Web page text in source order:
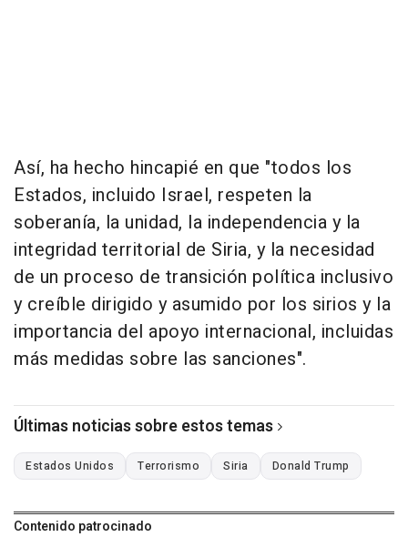
Así, ha hecho hincapié en que "todos los
Estados, incluido Israel, respeten la
soberanía, la unidad, la independencia y la
integridad territorial de Siria, y la necesidad
de un proceso de transición política inclusivo
y creíble dirigido y asumido por los sirios y la
importancia del apoyo internacional, incluidas
más medidas sobre las sanciones".
Últimas noticias sobre estos temas
Estados Unidos Terrorismo Siria Donald Trump
Contenido patrocinado